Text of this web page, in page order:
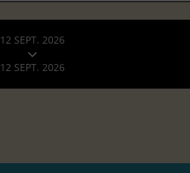
12 SEPT. 2026
12 SEPT. 2026